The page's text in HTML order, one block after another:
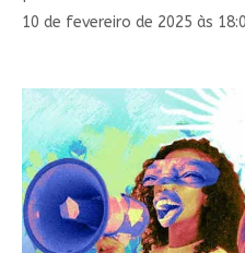
10 de fevereiro de 2025 às